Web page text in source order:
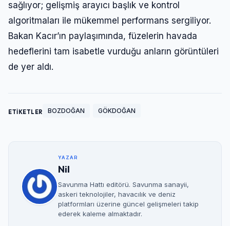
sağlıyor; gelişmiş arayıcı başlık ve kontrol
algoritmaları ile mükemmel performans sergiliyor.
Bakan Kacır’ın paylaşımında, füzelerin havada
hedeflerini tam isabetle vurduğu anların görüntüleri
de yer aldı.
ETİKETLER BOZDOĞAN GÖKDOĞAN
YAZAR
Nil
Savunma Hattı editörü. Savunma sanayii,
askeri teknolojiler, havacılık ve deniz
platformları üzerine güncel gelişmeleri takip
ederek kaleme almaktadır.